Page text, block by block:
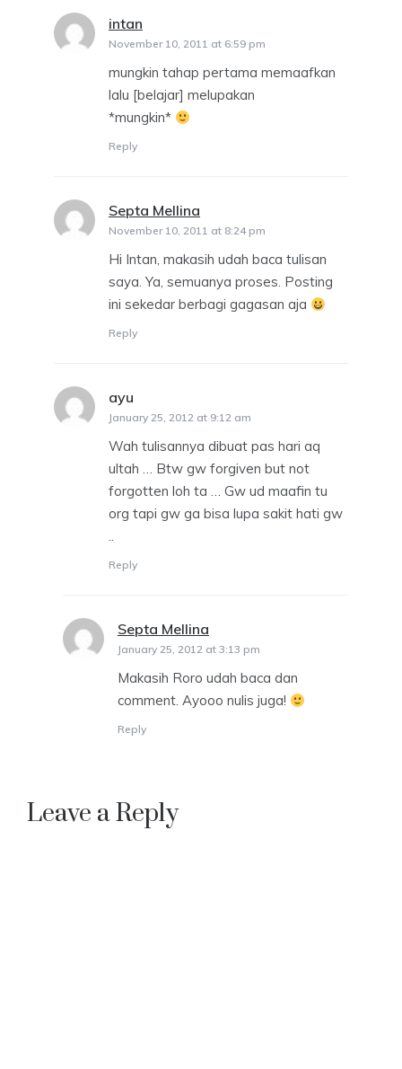
intan
November 10, 2011 at 6:59 pm
mungkin tahap pertama memaafkan
lalu [belajar] melupakan
*mungkin*
Reply
Septa Mellina
November 10, 2011 at 8:24 pm
Hi Intan, makasih udah baca tulisan
saya. Ya, semuanya proses. Posting
ini sekedar berbagi gagasan aja
Reply
ayu
January 25, 2012 at 9:12 am
Wah tulisannya dibuat pas hari aq
ultah … Btw gw forgiven but not
forgotten loh ta … Gw ud maafin tu
org tapi gw ga bisa lupa sakit hati gw
..
Reply
Septa Mellina
January 25, 2012 at 3:13 pm
Makasih Roro udah baca dan
comment. Ayooo nulis juga!
Reply
Leave a Reply